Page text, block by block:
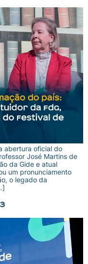
abertura oficial do
José Martins de
da Gide e atual
um pronunciamento
o legado da